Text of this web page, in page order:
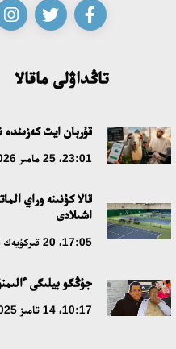
تاڭداۋلى ماقالا
قۇربان ايت
23:01، 25 مامىر 2026
قالا كۇنىنە وراي
اشىلادى
17:05، 20 قىركۇيەك 2025
جۇڭگو بيلىگى
10:17، 14 تامىز 2025